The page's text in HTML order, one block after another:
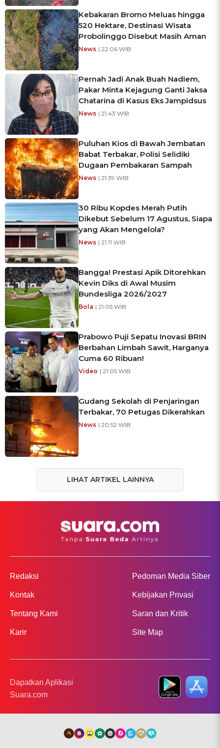
Kebakaran Bromo Meluas hingga
520 Hektare, Destinasi Wisata
Probolinggo Disebut Masih Aman
News | 22:06 WIB
Pernah Jadi Anak Buah Nadiem,
Pakar Minta Kejagung Ganti Jaksa
Chatarina di Kasus Eks Jampidsus
News | 21:43 WIB
Puluhan Kios di Bawah Jembatan
Babat Terbakar, Polisi Selidiki
Dugaan Pembakaran Sampah
News | 21:39 WIB
30 Ribu Kopdes Merah Putih
Dikebut Sebelum 17 Agustus, Siapa
yang Akan Mengelola?
News | 21:11 WIB
Bangga! Prestasi Apik Ditorehkan
Kevin Diks di Awal Musim
Bundesliga 2026/2027
Bola | 21:05 WIB
Prabowo Puji Sepatu Inovasi BRIN
Berbahan Limbah Sawit, Harganya
Cuma 60 Ribuan!
Video | 21:05 WIB
Gudang Sekolah di Penjaringan
Terbakar, 70 Petugas Dikerahkan
News | 20:52 WIB
LIHAT ARTIKEL LAINNYA
Redaksi
Kontak
Tentang Kami
Karir
Pedoman Media Siber
Kebijakan Privasi
Saran dan Kritik
Site Map
Dapatkan Aplikasi
Suara.com